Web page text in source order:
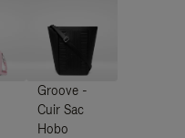
Groove -
Cuir Sac
Hobo